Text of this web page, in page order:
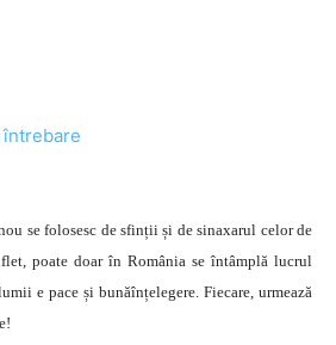
întrebare
se folosesc de sfinții și de sinaxarul celor de
poate doar în România se întâmplă lucrul
e pace și bunăînțelegere. Fiecare, urmează